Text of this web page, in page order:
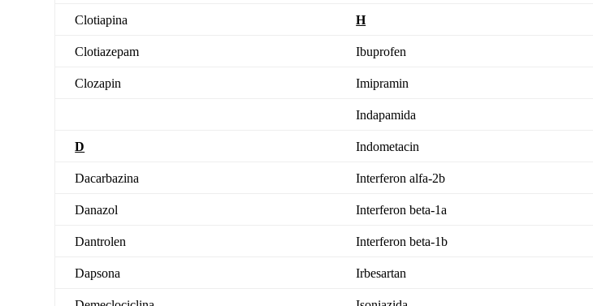
Clotiapina H
Clotiazepam Ibuprofen
Clozapin Imipramin
Indapamida
D Indometacin
Dacarbazina Interferon alfa-2b
Danazol Interferon beta-1a
Dantrolen Interferon beta-1b
Dapsona Irbesartan